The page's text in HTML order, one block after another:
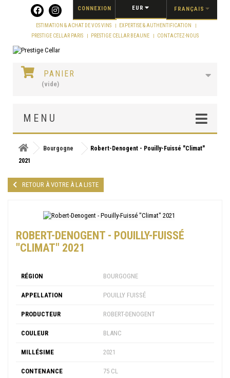
FRANÇAIS
EUR
CONNEXION
ESTIMATION & ACHAT DE VOS VINS
EXPERTISE & AUTHENTIFICATION
PRESTIGE CELLAR PARIS
PRESTIGE CELLAR BEAUNE CONTACTEZ-NOUS
PANIER
(vide)
MENU
Bourgogne
Robert-Denogent - Pouilly-Fuissé "Climat"
2021
RETOUR À VOTRE À LA LISTE
ROBERT-DENOGENT - POUILLY-FUISSÉ
"CLIMAT" 2021
RÉGION BOURGOGNE
APPELLATION POUILLY FUISSÉ
PRODUCTEUR ROBERT-DENOGENT
COULEUR BLANC
MILLÉSIME 2021
CONTENANCE 75 CL
Panneau de gestion des cookies